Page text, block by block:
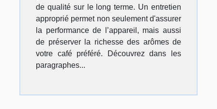
de qualité sur le long terme. Un entretien
approprié permet non seulement d'assurer
la performance de l’appareil, mais aussi
de préserver la richesse des arômes de
votre café préféré. Découvrez dans les
paragraphes...